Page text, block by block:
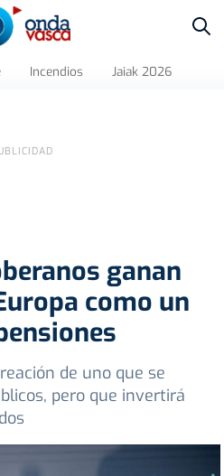
Incendios Jaiak 2026
ganan
como un
de uno que se
pero que invertirá